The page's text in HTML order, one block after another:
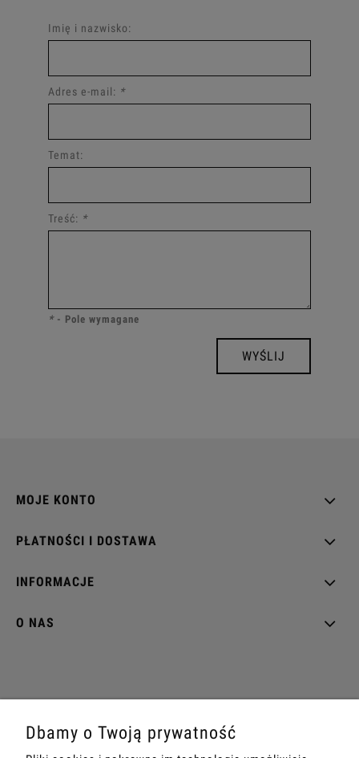
Imię i nazwisko:
Adres e-mail: *
Temat:
Treść: *
*- Pole wymagane
WYŚLIJ
MOJE KONTO
PŁATNOŚCI I DOSTAWA
INFORMACJE
O NAS
Dbamy o Twoją prywatność